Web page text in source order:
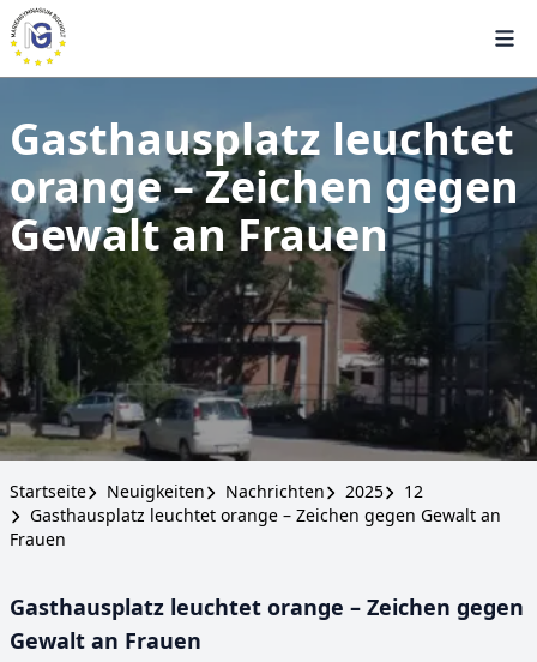
Gasthausplatz leuchtet
orange – Zeichen gegen
Gewalt an Frauen
Startseite Neuigkeiten Nachrichten 2025
12
Gasthausplatz leuchtet orange – Zeichen gegen Gewalt an
Frauen
Gasthausplatz leuchtet orange – Zeichen gegen
Gewalt an Frauen